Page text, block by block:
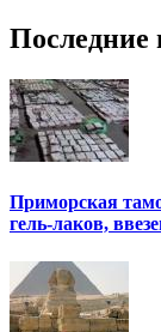
Последние
Приморская
гель-лаков,